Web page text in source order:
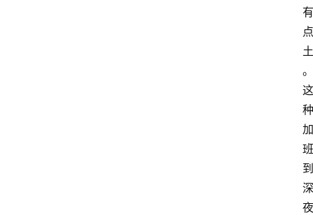
有
点
土
。
这
种
加
班
到
深
夜